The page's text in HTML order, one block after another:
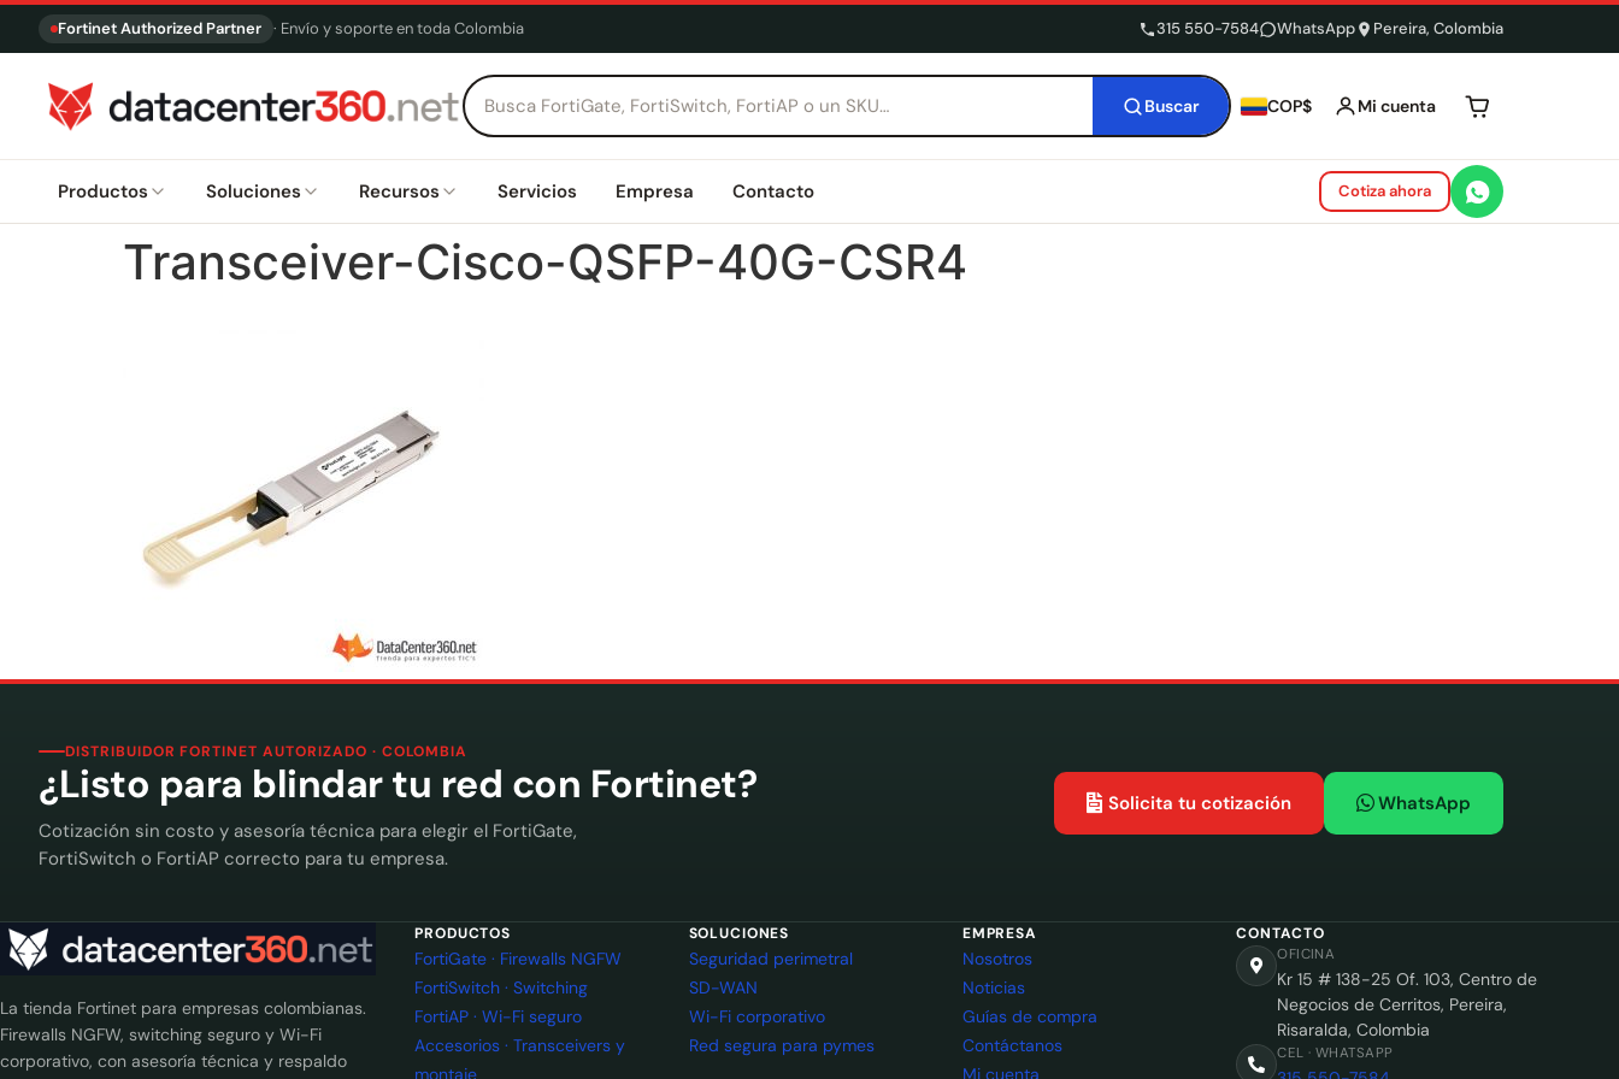
Fortinet Authorized Partner · Envío y soporte en toda Colombia 315 550-7584 WhatsApp Pereira, Colombia
Buscar COP$ Mi cuenta Tu carrito está
Productos Soluciones Recursos Servicios Empresa Contacto Cotiza ahora
Transceiver-Cisco-QSFP-40G-CSR4
DISTRIBUIDOR FORTINET AUTORIZADO · COLOMBIA
¿Listo para blindar tu red con Fortinet?
Cotización sin costo y asesoría técnica para elegir el FortiGate,
FortiSwitch o FortiAP correcto para tu empresa.
Solicita tu cotización WhatsApp
La tienda Fortinet para empresas colombianas.
Firewalls NGFW, switching seguro y Wi-Fi
corporativo, con asesoría técnica y respaldo
PRODUCTOS
FortiGate · Firewalls NGFW
FortiSwitch · Switching
FortiAP · Wi-Fi seguro
Accesorios · Transceivers y
montaje
SOLUCIONES
Seguridad perimetral
SD-WAN
Wi-Fi corporativo
Red segura para pymes
EMPRESA
Nosotros
Noticias
Guías de compra
Contáctanos
Mi cuenta
CONTACTO
OFICINA
Kr 15 # 138-25 Of. 103, Centro de
Negocios de Cerritos, Pereira,
Risaralda, Colombia
CEL · WHATSAPP